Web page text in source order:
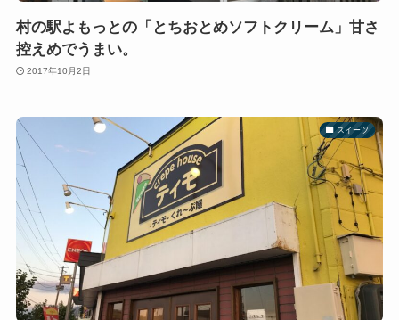
村の駅よもっとの「とちおとめソフトクリーム」甘さ
控えめでうまい。
2017年10月2日
スイーツ